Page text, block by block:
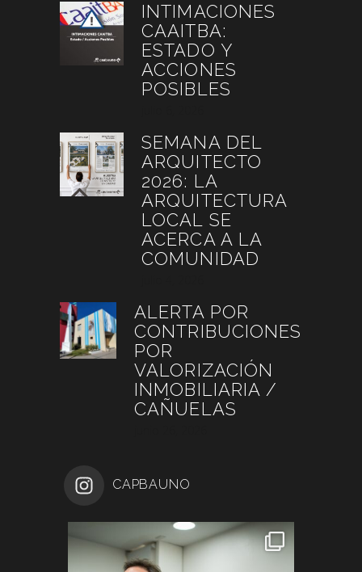
INTIMACIONES
CAAITBA:
ESTADO Y
ACCIONES
POSIBLES
SEMANA DEL
ARQUITECTO
2026: LA
ARQUITECTURA
LOCAL SE
ACERCA A LA
COMUNIDAD
ALERTA POR
CONTRIBUCIONES
POR
VALORIZACIÓN
INMOBILIARIA /
CAÑUELAS
CAPBAUNO